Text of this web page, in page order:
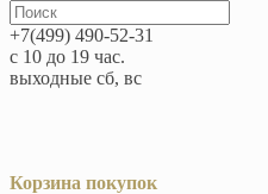
+7(499) 490-52-31
с 10 до 19 час.
выходные сб, вс
Корзина покупок